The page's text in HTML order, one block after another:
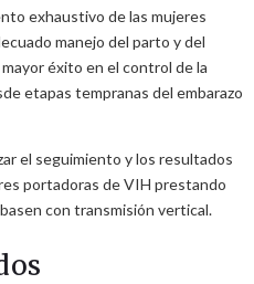
exhaustivo de las mujeres
manejo del parto y del
éxito en el control de la
etapas tempranas del embarazo
el seguimiento y los resultados
portadoras de VIH prestando
con transmisión vertical.